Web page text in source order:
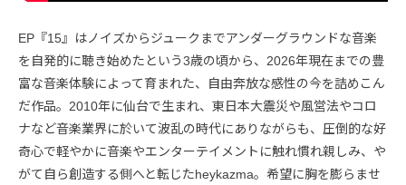
EP『15』はノイズからジュークまでアンダーグラウンドな音楽
を自発的に聴き始めたという3歳の頃から、2026年現在までの豊
富な音楽体験によって育まれた、自由奔放な感性の今を詰めこん
だ作品。2010年に仙台で生まれ、東日本大震災や風営法やコロ
ナなど音楽業界に於いて波乱の時代にありながらも、圧倒的な好
奇心で軽やかに音楽やエンターテイメントに触れ慣れ親しみ、や
がて自ら創造する側へと転じたheykazma。希望に胸を膨らませ